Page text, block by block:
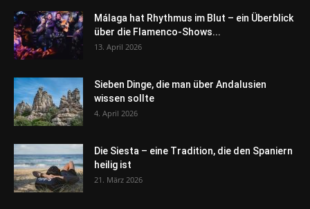
Málaga hat Rhythmus im Blut – ein Überblick
über die Flamenco-Shows...
13. April 2026
Sieben Dinge, die man über Andalusien
wissen sollte
4. April 2026
Die Siesta – eine Tradition, die den Spaniern
heilig ist
21. März 2026